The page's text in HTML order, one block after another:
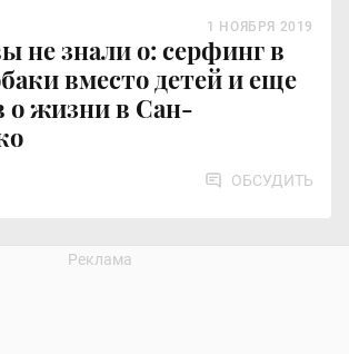
не знали о: серфинг в
вместо детей и еще
о жизни в Сан-
1 НОЯБРЯ 2019
ОБСУДИТЬ